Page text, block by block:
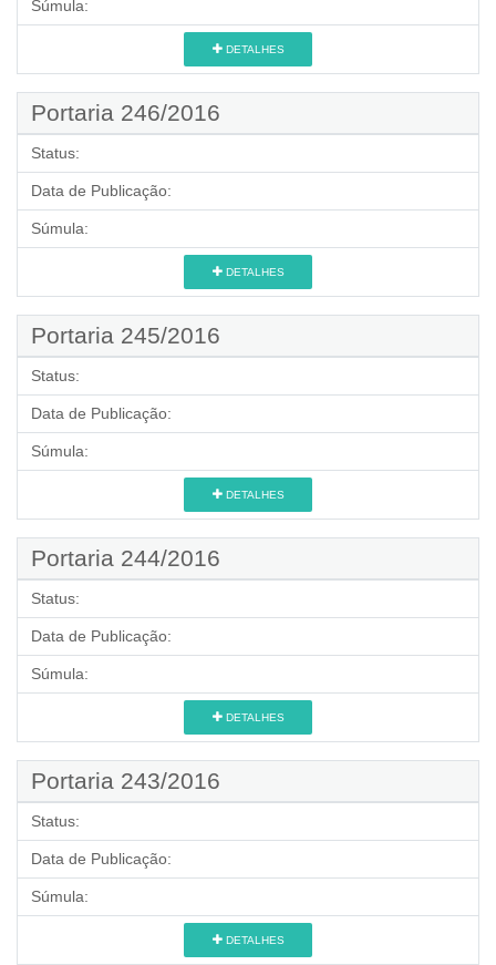
Súmula:
DETALHES
Portaria 246/2016
Status:
Data de Publicação:
Súmula:
DETALHES
Portaria 245/2016
Status:
Data de Publicação:
Súmula:
DETALHES
Portaria 244/2016
Status:
Data de Publicação:
Súmula:
DETALHES
Portaria 243/2016
Status:
Data de Publicação:
Súmula:
DETALHES